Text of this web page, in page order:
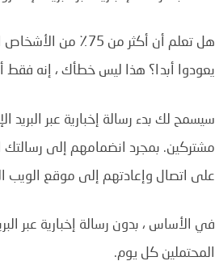
هل تعلم أن أكثر من
يعودوا أبدا؟ هذا ليس خطأك ، إنه فقط
سيسمح لك بدء رسالة إخبارية عبر البريد
مشتركين. بمجرد انضمامهم إلى رسالتك
على اتصال وإعادتهم إلى موقع الويب
في الأساس ، بدون رسالة إخبارية عبر
المحتملين كل يوم.